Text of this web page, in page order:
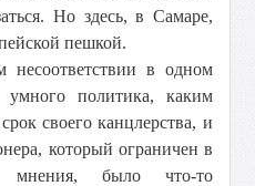
Но здесь, в Самаре,
пешкой.
в одном
политика, каким
своего канцлерства, и
который ограничен в
мнения, было что-то